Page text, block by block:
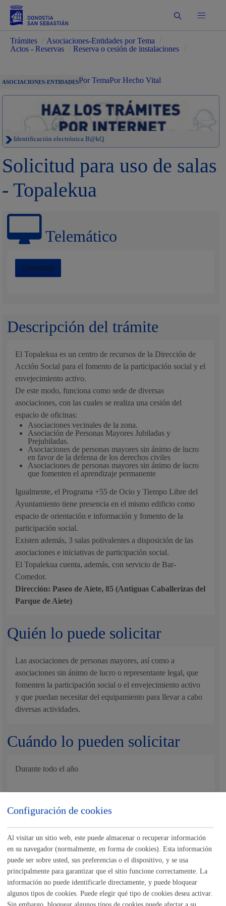
Buscar
Trámites Asociaciones-Entidades por Tema
Actos - Reservas
Reserva o cesión de instalaciones
ASOCIACIONES-ENTIDADESPor TemaPor Hecho Vital
Identificación electrónica B@kQ
Solicitud para uso de salas
- Topalekua
Telemático
Comenzar
Descripción del trámite
El Topalekua es un centro de recursos de la Dirección de
Acción Social para el fomento de la participación social y el
envejecimiento activo.
De este modo, funciona como sede de diversas
asociaciones, con las cuales se realiza una cesión del
espacio de oficinas:
Asociaciones vecinales de la zona.
Asociación de Personas Mayores Jubiladas y
Prejubiladas.
Asociaciones de personas mayores sin ánimo de lucro
en favor de la defensa de los derechos civiles
Asociaciones de personas mayores sin ánimo de lucro
que fomenten el aprendizaje permanente
Igualmente, el Programa +55 de Ocio y Tiempo Libre del
Ayuntamiento tiene presencia en el mismo edificio como
espacio de orientación e información y fomento de la
participación social.
Existen además, 3 salas polivalentes a disposición de las
asociaciones e iniciativas de participación social.
El Topalekua cuenta, además, con servicio de Bar-
Comedor.
Dirección: Paseo de Aiete, 85 (Antiguas Caballerizas del
Parque de Aiete)
Quién lo puede solicitar
Las asociaciones de personas mayores, así como a
asociaciones sin ánimo de lucro o representante legal, que
fomenten la participación social o el envejecimiento activo
y que puedan necesitar del equipamiento para llevar a cabo
diversas actividades.
Cuándo lo pueden solicitar
Durante todo el año
Documentación necesaria
Nota:es obligatorioel uso del impreso específico indicado
en este trámite.
Tamaño máximo anexos:10 Mb
Configuración de cookies
Al visitar un sitio web, este puede almacenar o recuperar información
en su navegador (normalmente, en forma de cookies). Esta información
puede ser sobre usted, sus preferencias o el dispositivo, y se usa
principalmente para garantizar que el sitio funcione correctamente. La
información no puede identificarle directamente, y puede bloquear
algunos tipos de cookies. Puede elegir qué tipo de cookies desea activar.